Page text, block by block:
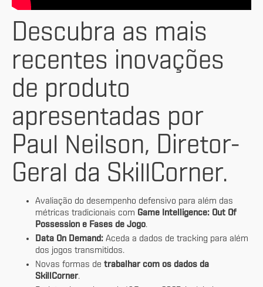
Descubra as mais
recentes inovações
de produto
apresentadas por
Paul Neilson, Diretor-
Geral da SkillCorner.
Avaliação do desempenho defensivo para além das
métricas tradicionais com Game Intelligence: Out Of
Possession e Fases de Jogo.
Data On Demand: Aceda a dados de tracking para além
dos jogos transmitidos.
Novas formas de trabalhar com os dados da
SkillCorner.